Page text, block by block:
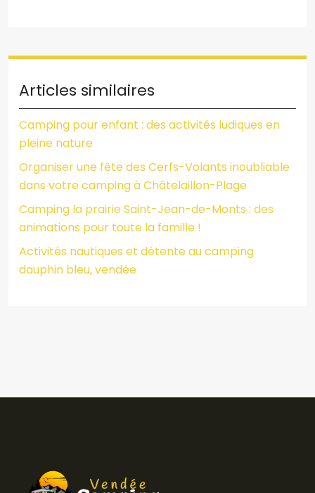
Articles similaires
Camping pour enfant : des activités ludiques en
pleine nature
Organiser une fête des Cerfs-Volants inoubliable
dans votre camping à Châtelaillon-Plage
Camping la prairie Saint-Jean-de-Monts : des
animations pour toute la famille !
Activités nautiques et détente au camping
dauphin bleu, vendée